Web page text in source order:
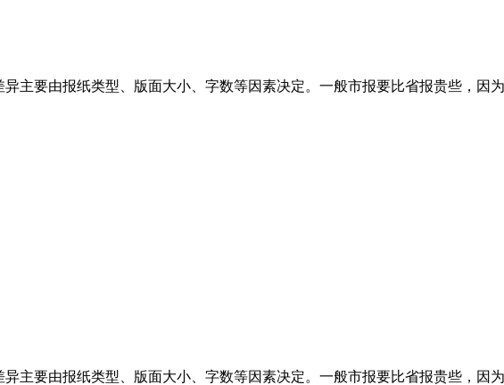
主要由报纸类型、版面大小、字数等因素决定。一般市报要比省报贵些，因
主要由报纸类型、版面大小、字数等因素决定。一般市报要比省报贵些，因